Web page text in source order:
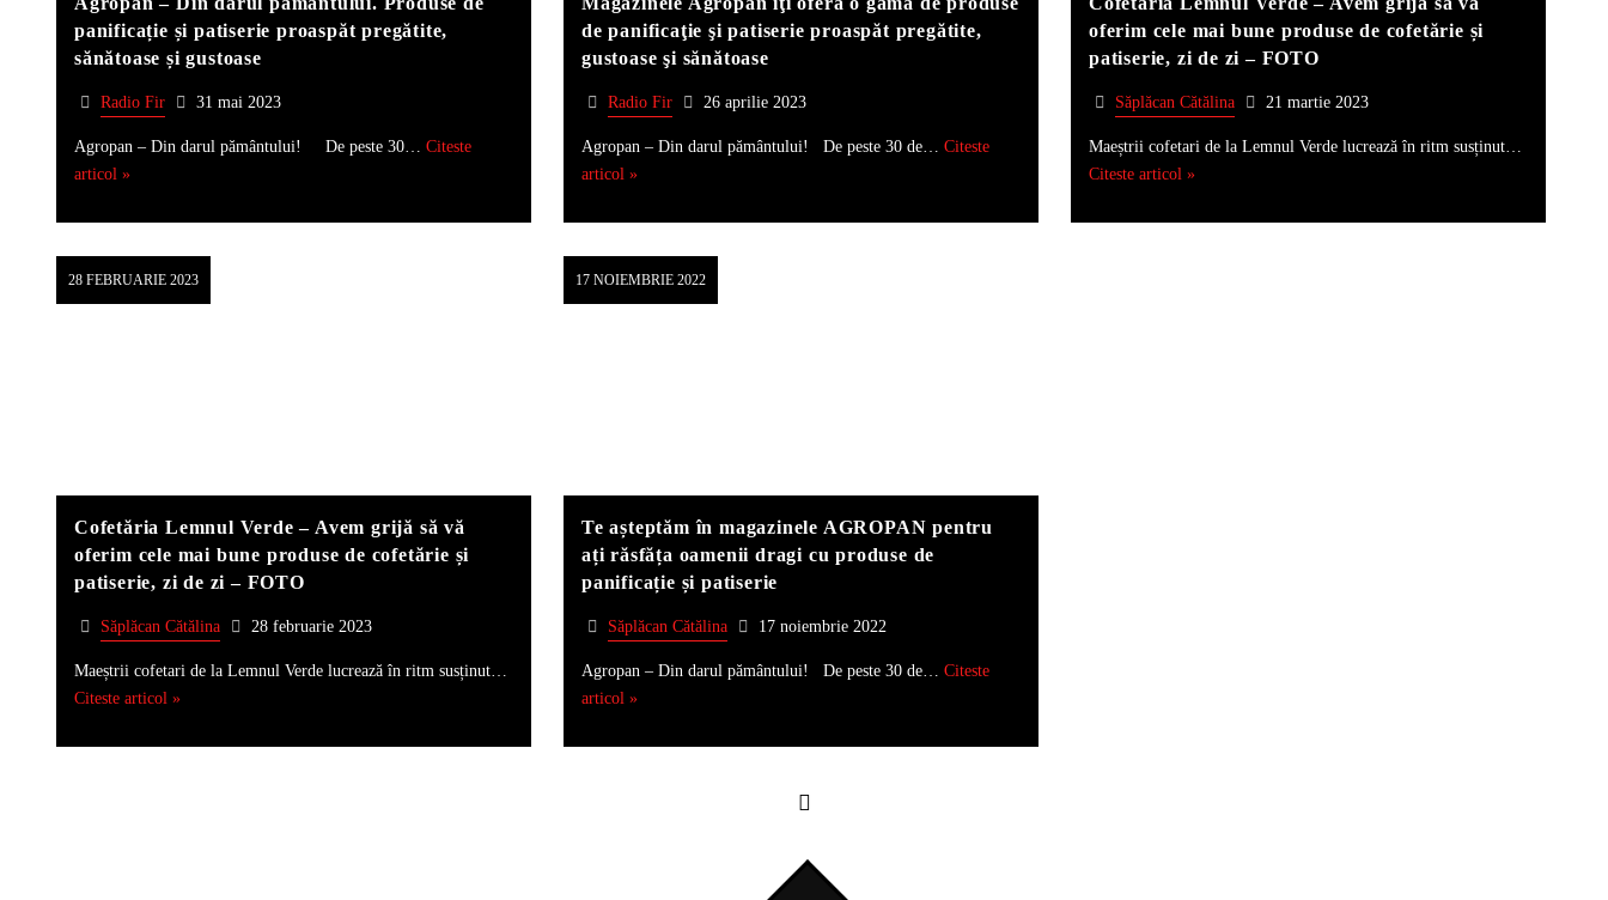
panificație și patiserie proaspăt pregătite,
sănătoase și gustoase
Radio Fir 31 mai 2023
Agropan – Din darul pământului! De peste 30… Citeste
articol »
de panificaţie şi patiserie proaspăt pregătite,
gustoase şi sănătoase
Radio Fir 26 aprilie 2023
Agropan – Din darul pământului! De peste 30 de… Citeste
articol »
oferim cele mai bune produse de cofetărie și
patiserie, zi de zi – FOTO
Săplăcan Cătălina 21 martie 2023
Maeștrii cofetari de la Lemnul Verde lucrează în ritm susținut…
Citeste articol »
28 FEBRUARIE 2023
Cofetăria Lemnul Verde – Avem grijă să vă
oferim cele mai bune produse de cofetărie și
patiserie, zi de zi – FOTO
Săplăcan Cătălina 28 februarie 2023
Maeștrii cofetari de la Lemnul Verde lucrează în ritm susținut…
Citeste articol »
17 NOIEMBRIE 2022
Te așteptăm în magazinele AGROPAN pentru
ați răsfăța oamenii dragi cu produse de
panificație și patiserie
Săplăcan Cătălina 17 noiembrie 2022
Agropan – Din darul pământului! De peste 30 de… Citeste
articol »